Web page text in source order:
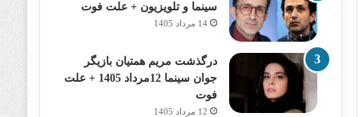
سینما و تلویزیون + علت فوت
14 مرداد 1405
درگذشت مریم همتیان بازیگر
جوان سینما 12مرداد 1405 + علت
فوت
12 مرداد 1405